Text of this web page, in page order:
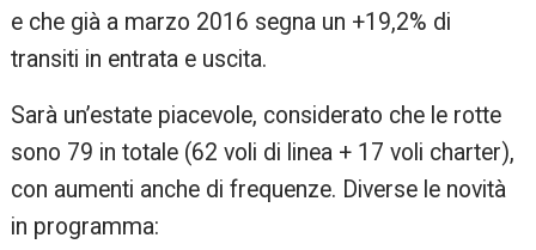
e che già a marzo 2016 segna un +19,2% di
transiti in entrata e uscita.
Sarà un’estate piacevole, considerato che le rotte
sono 79 in totale (62 voli di linea + 17 voli charter),
con aumenti anche di frequenze. Diverse le novità
in programma: